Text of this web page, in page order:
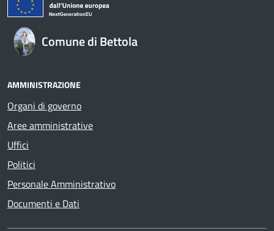
Comune di Bettola
AMMINISTRAZIONE
Organi di governo
Aree amministrative
Uffici
Politici
Personale Amministrativo
Documenti e Dati